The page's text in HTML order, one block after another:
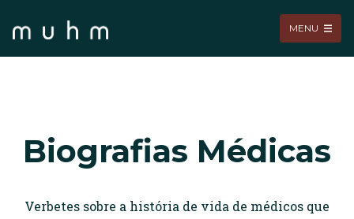
MENU
Biografias Médicas
Verbetes sobre a história de vida de médicos que